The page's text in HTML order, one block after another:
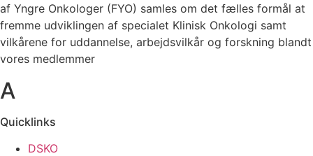
af Yngre Onkologer (FYO) samles om det fælles formål at
fremme udviklingen af specialet Klinisk Onkologi samt
vilkårene for uddannelse, arbejdsvilkår og forskning blandt
vores medlemmer
A
Quicklinks
DSKO